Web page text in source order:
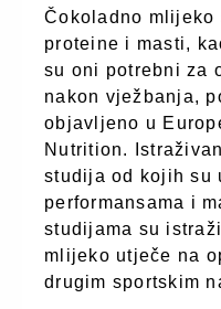
Čokoladno
proteine i masti,
su oni potrebni za
nakon vježbanja,
objavljeno u
Nutrition.
studija od kojih su
performansama i
studijama su
mlijeko utječe na
drugim sportskim